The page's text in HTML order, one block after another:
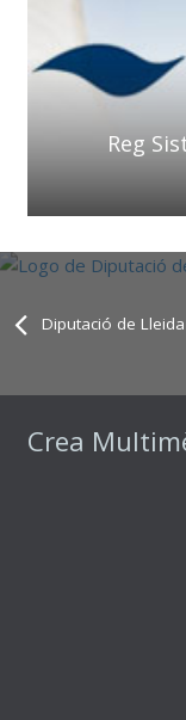
Reg
Diputació de Lleida
Crea